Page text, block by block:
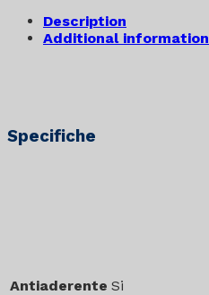
Description
Additional information
Specifiche
Antiaderente Si